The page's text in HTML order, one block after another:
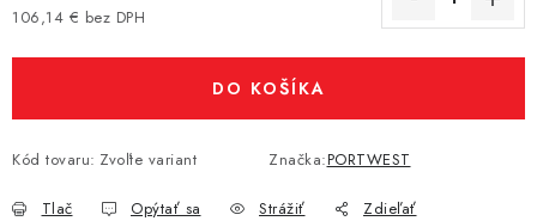
106,14 € bez DPH
DO KOŠÍKA
Kód tovaru: Zvoľte variant Značka:PORTWEST
Tlač Opýtať sa Strážiť Zdieľať